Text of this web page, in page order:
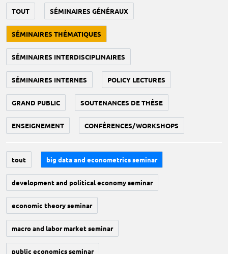
TOUT SÉMINAIRES GÉNÉRAUX
SÉMINAIRES THÉMATIQUES
SÉMINAIRES INTERDISCIPLINAIRES
SÉMINAIRES INTERNES POLICY LECTURES
GRAND PUBLIC SOUTENANCES DE THÈSE
ENSEIGNEMENT CONFÉRENCES/WORKSHOPS
tout big data and econometrics seminar
development and political economy seminar
economic theory seminar
macro and labor market seminar
public economics seminar